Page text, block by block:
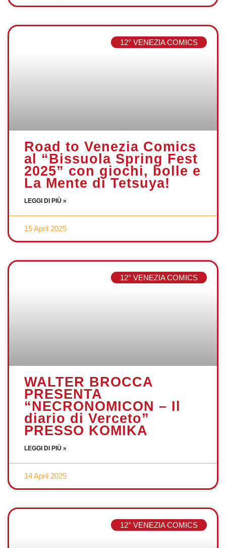
12° VENEZIA COMICS
Road to Venezia Comics
al “Bissuola Spring Fest
2025” con giochi, bolle e
La Mente di Tetsuya!
LEGGI DI PIÙ »
15 April 2025
12° VENEZIA COMICS
WALTER BROCCA
PRESENTA
“NECRONOMICON – Il
diario di Verceto”
PRESSO KOMIKA
LEGGI DI PIÙ »
14 April 2025
12° VENEZIA COMICS